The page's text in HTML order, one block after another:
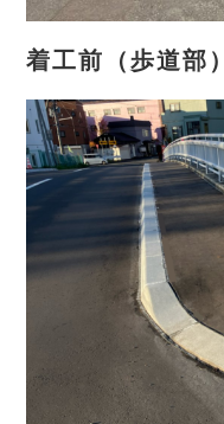
着工前（歩道部）